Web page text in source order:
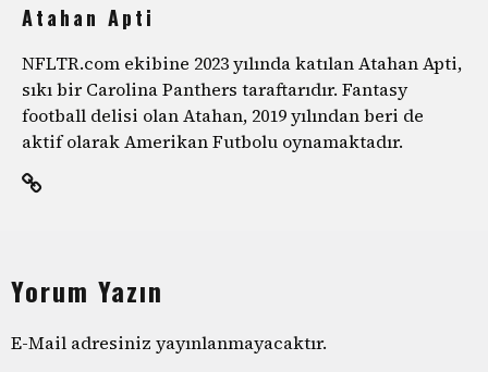
Atahan Apti
NFLTR.com ekibine 2023 yılında katılan Atahan Apti,
sıkı bir Carolina Panthers taraftarıdır. Fantasy
football delisi olan Atahan, 2019 yılından beri de
aktif olarak Amerikan Futbolu oynamaktadır.
Yorum Yazın
E-Mail adresiniz yayınlanmayacaktır.